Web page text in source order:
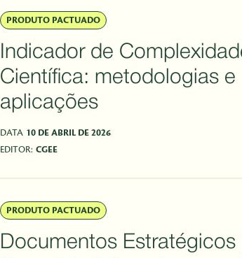
PRODUTO PACTUADO
Indicador de
Científica: metodologias e
aplicações
DATA 10 DE ABRIL DE 2026
EDITOR: CGEE
PRODUTO PACTUADO
Documentos